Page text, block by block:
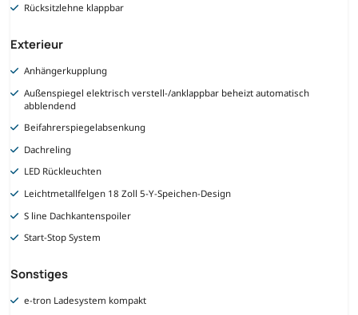
Rücksitzlehne klappbar
Exterieur
Anhängerkupplung
Außenspiegel elektrisch verstell-/anklappbar beheizt automatisch
abblendend
Beifahrerspiegelabsenkung
Dachreling
LED Rückleuchten
Leichtmetallfelgen 18 Zoll 5-Y-Speichen-Design
S line Dachkantenspoiler
Start-Stop System
Sonstiges
e-tron Ladesystem kompakt